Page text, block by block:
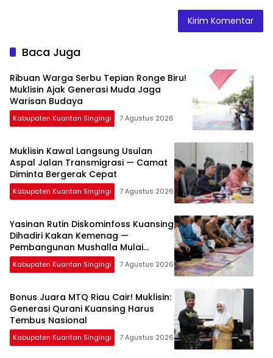
Baca Juga
Ribuan Warga Serbu Tepian Ronge Biru!
Muklisin Ajak Generasi Muda Jaga
Warisan Budaya
Kabupaten Kuantan Singingi 7 Agustus 2026
Muklisin Kawal Langsung Usulan
Aspal Jalan Transmigrasi — Camat
Diminta Bergerak Cepat
Kabupaten Kuantan Singingi 7 Agustus 2026
Yasinan Rutin Diskominfoss Kuansing
Dihadiri Kakan Kemenag —
Pembangunan Mushalla Mulai
Dirancang
Kabupaten Kuantan Singingi 7 Agustus 2026
Bonus Juara MTQ Riau Cair! Muklisin:
Generasi Qurani Kuansing Harus
Tembus Nasional
Kabupaten Kuantan Singingi 7 Agustus 2026